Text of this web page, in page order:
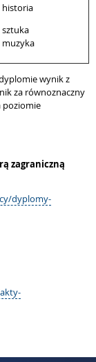
wynik z
za równoznaczny
poziomie
zagraniczną
dyplomy-